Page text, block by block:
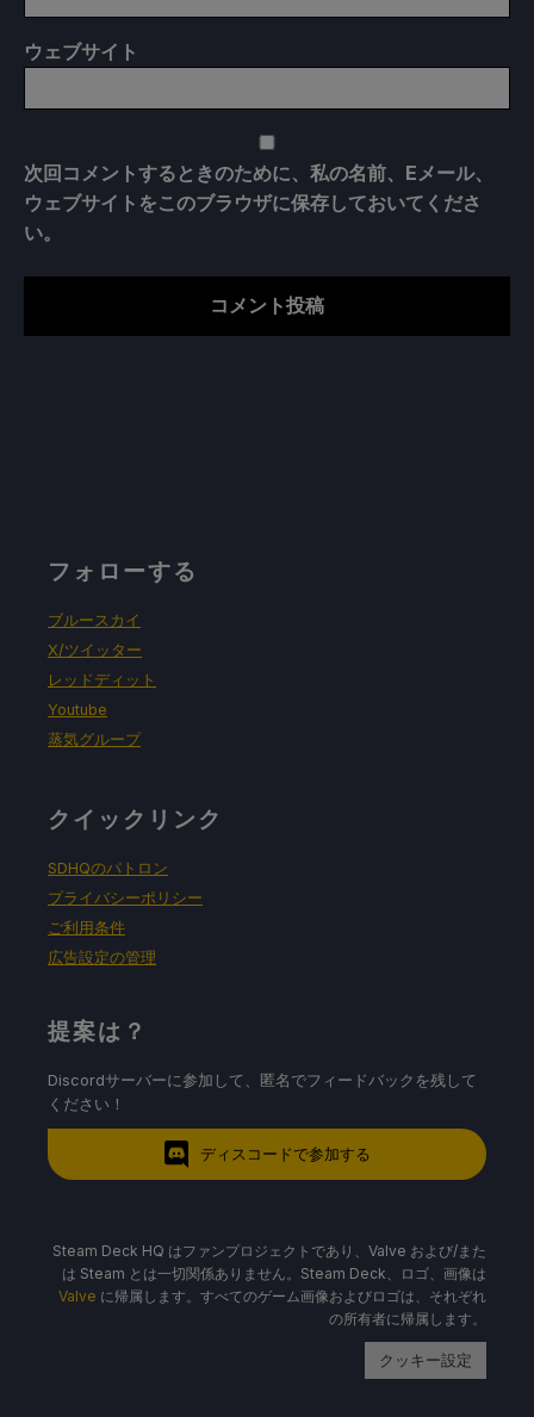
ウェブサイト
次回コメントするときのために、私の名前、Eメール、
ウェブサイトをこのブラウザに保存しておいてくださ
い。
フォローする
ブルースカイ
X/ツイッター
レッドディット
Youtube
蒸気グループ
クイックリンク
SDHQのパトロン
プライバシーポリシー
ご利用条件
広告設定の管理
提案は？
Discordサーバーに参加して、匿名でフィードバックを残して
ください！
ディスコードで参加する
Steam Deck HQ はファンプロジェクトであり、Valve および/また
は Steam とは一切関係ありません。Steam Deck、ロゴ、画像は
Valve に帰属します。すべてのゲーム画像およびロゴは、それぞれ
の所有者に帰属します。
クッキー設定